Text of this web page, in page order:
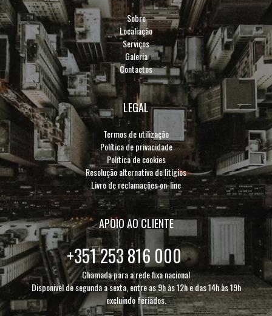
Sobre
Localiação
Serviços
Galeria
Contactos
LEGAL
Termos de utilização
Política de privacidade
Política de cookies
Resolução alternativa de litígios
Livro de reclamações on-line
APOIO AO CLIENTE
+351 253 816 000
Chamada para a rede fixa nacional
Disponivel de segunda a sexta, entre as 9h às 12h e das 14h às 19h
excluindo feriados.